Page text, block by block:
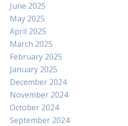
June 2025
May 2025
April 2025
March 2025
February 2025
January 2025
December 2024
November 2024
October 2024
September 2024